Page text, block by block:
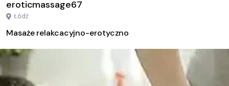
eroticmassage67
Łódź
Masaże relakcacyjno-erotyczno